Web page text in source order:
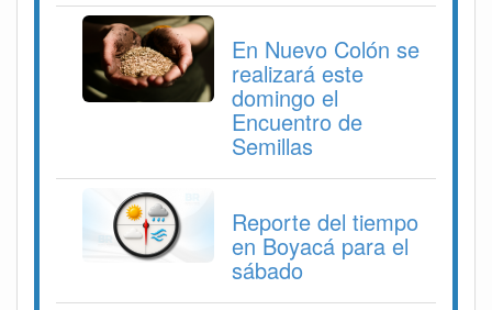
En Nuevo Colón se
realizará este
domingo el
Encuentro de
Semillas
Reporte del tiempo
en Boyacá para el
sábado